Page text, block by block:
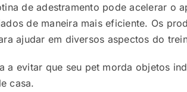
de adestramento pode acelerar o
de maneira mais eficiente. Os
ajudar em diversos aspectos do
a evitar que seu pet morda objetos
casa.